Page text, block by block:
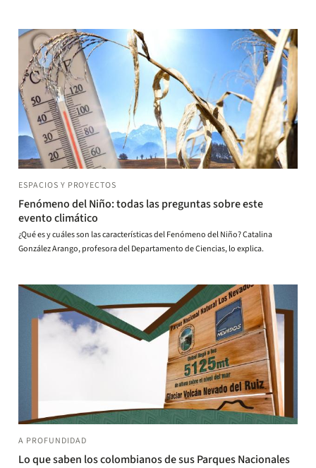
ESPACIOS Y PROYECTOS
Fenómeno del Niño: todas las preguntas sobre este
evento climático
¿Qué es y cuáles son las características del Fenómeno del Niño? Catalina
González Arango, profesora del Departamento de Ciencias, lo explica.
A PROFUNDIDAD
Lo que saben los colombianos de sus Parques Nacionales